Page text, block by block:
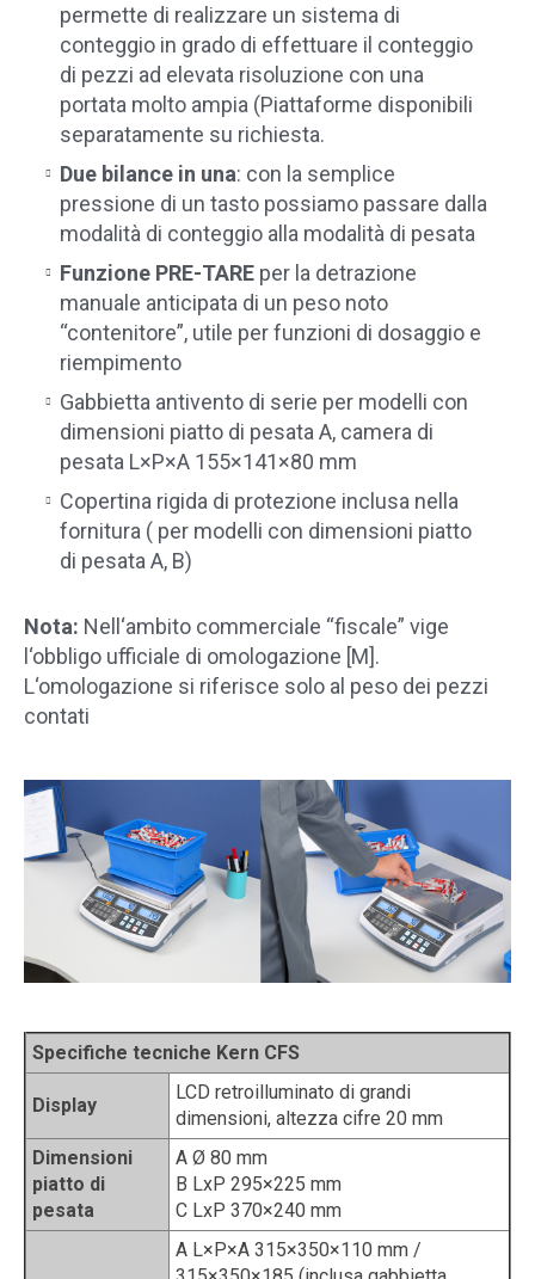
permette di realizzare un sistema di
conteggio in grado di effettuare il conteggio
di pezzi ad elevata risoluzione con una
portata molto ampia (Piattaforme disponibili
separatamente su richiesta.
Due bilance in una: con la semplice
pressione di un tasto possiamo passare dalla
modalità di conteggio alla modalità di pesata
Funzione PRE-TARE per la detrazione
manuale anticipata di un peso noto
“contenitore”, utile per funzioni di dosaggio e
riempimento
Gabbietta antivento di serie per modelli con
dimensioni piatto di pesata A, camera di
pesata L×P×A 155×141×80 mm
Copertina rigida di protezione inclusa nella
fornitura ( per modelli con dimensioni piatto
di pesata A, B)
Nota: Nell‘ambito commerciale “fiscale” vige
l‘obbligo ufficiale di omologazione [M].
L‘omologazione si riferisce solo al peso dei pezzi
contati
Specifiche tecniche Kern CFS
Display
LCD retroilluminato di grandi
dimensioni, altezza cifre 20 mm
Dimensioni
piatto di
pesata
A Ø 80 mm
B LxP 295×225 mm
C LxP 370×240 mm
A L×P×A 315×350×110 mm /